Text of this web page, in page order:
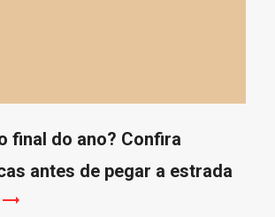
final do ano? Confira
antes de pegar a estrada